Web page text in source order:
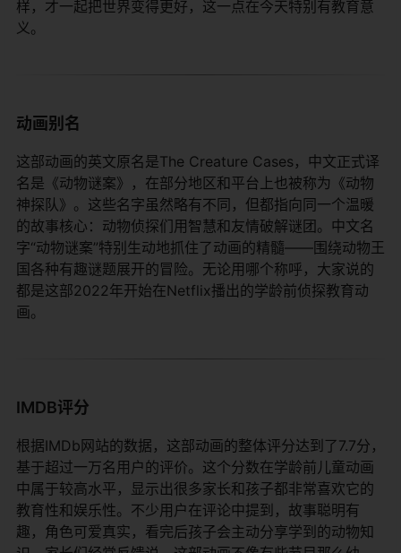
样，才一起把世界变得更好，这一点在今天特别有教育意
义。
动画别名
这部动画的英文原名是The Creature Cases，中文正式译
名是《动物谜案》，在部分地区和平台上也被称为《动物
神探队》。这些名字虽然略有不同，但都指向同一个温暖
的故事核心：动物侦探们用智慧和友情破解谜团。中文名
字“动物谜案”特别生动地抓住了动画的精髓——围绕动物王
国各种有趣谜题展开的冒险。无论用哪个称呼，大家说的
都是这部2022年开始在Netflix播出的学龄前侦探教育动
画。
IMDB评分
根据IMDb网站的数据，这部动画的整体评分达到了7.7分，
基于超过一万名用户的评价。这个分数在学龄前儿童动画
中属于较高水平，显示出很多家长和孩子都非常喜欢它的
教育性和娱乐性。不少用户在评论中提到，故事聪明有
趣，角色可爱真实，看完后孩子会主动分享学到的动物知